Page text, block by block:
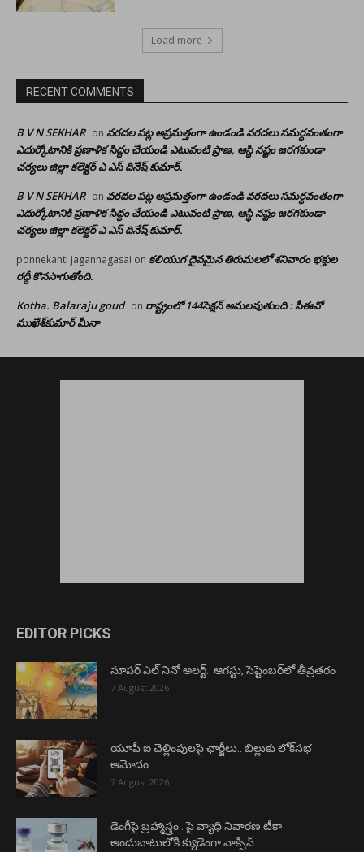
Load more
RECENT COMMENTS
B V N SEKHAR on వరదల పట్ల అప్రమత్తంగా ఉండండి వరదలు సమర్ధవంతంగా
ఎదుర్కోటానికి ప్రణాళిక సిద్ధం చేయండి ఎటువంటి ప్రాణ, ఆస్థి నష్టం జరగకుండా
చర్యలు జిల్లా కలెక్టర్ ఎ ఎస్ దినేష్ కుమార్.
B V N SEKHAR on వరదల పట్ల అప్రమత్తంగా ఉండండి వరదలు సమర్ధవంతంగా
ఎదుర్కోటానికి ప్రణాళిక సిద్ధం చేయండి ఎటువంటి ప్రాణ, ఆస్థి నష్టం జరగకుండా
చర్యలు జిల్లా కలెక్టర్ ఎ ఎస్ దినేష్ కుమార్.
ponnekanti jagannagasai on కలియుగ దైవమైన తిరుమలలో శనివారం భక్తుల
రద్దీ కొనసాగుతోంది.
Kotha. Balaraju goud on రాష్ట్రంలో 144సెక్షన్ అమలవుతుంది : సీఈవో
ముఖేశ్‌కుమార్‌ మీనా
EDITOR PICKS
సూపర్ ఎల్ నినో అలర్ట్.. ఆగస్టు, సెప్టెంబర్‌లో తీవ్రతరం
7 August 2026
యూపీ ఐ చెల్లింపులపై ఛార్జీలు.. బిల్లుకు లోక్‌సభ
ఆమోదం
7 August 2026
డెంగీపై బ్రహ్మాస్త్రం.. పై వ్యాధి నివారణ టీకా
అందుబాటులోకి క్యుడెంగా వాక్సిన్…..